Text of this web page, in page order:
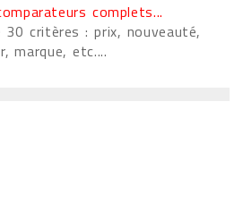
complets...
30 critères : prix, nouveauté,
marque, etc....